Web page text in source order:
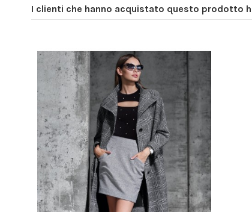
I clienti che hanno acquistato questo prodotto